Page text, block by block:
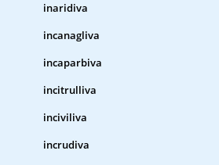
inaridiva
incanagliva
incaparbiva
incitrulliva
inciviliva
incrudiva